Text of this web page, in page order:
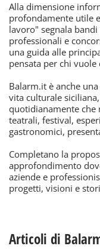
Alla dimensione
profondamente utile
lavoro" segnala
professionali e
una guida alle
pensata per chi
Balarm.it è anche
vita culturale
quotidianamente che
teatrali, festival,
gastronomici,
Completano la
approfondimento
aziende e
progetti, visioni e
Articoli di